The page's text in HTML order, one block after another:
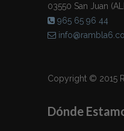
03550 San Juan
965 65 96 44
Copyright © 2015
Dónde